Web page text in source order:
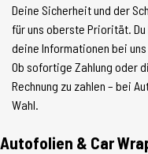
Deine Sicherheit und der
für uns oberste Priorität.
deine Informationen bei
Ob sofortige Zahlung oder
Rechnung zu zahlen – bei
Wahl.
Autofolien & Car